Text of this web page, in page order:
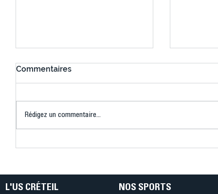
Commentaires
Rédigez un commentaire...
L'US CRÉTEIL NOS SPORTS